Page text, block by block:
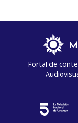
Portal de